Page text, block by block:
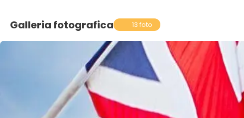
Galleria fotografica 13 foto